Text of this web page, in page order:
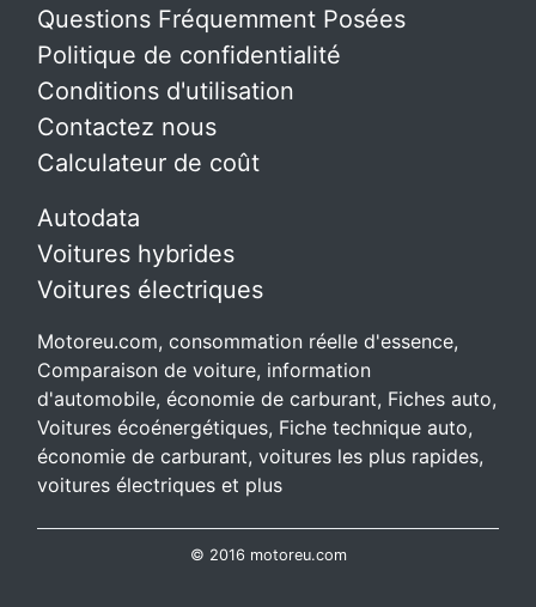
Questions Fréquemment Posées
Politique de confidentialité
Conditions d'utilisation
Contactez nous
Calculateur de coût
Autodata
Voitures hybrides
Voitures électriques
Motoreu.com, consommation réelle d'essence,
Comparaison de voiture, information
d'automobile, économie de carburant, Fiches auto,
Voitures écoénergétiques, Fiche technique auto,
économie de carburant, voitures les plus rapides,
voitures électriques et plus
© 2016 motoreu.com